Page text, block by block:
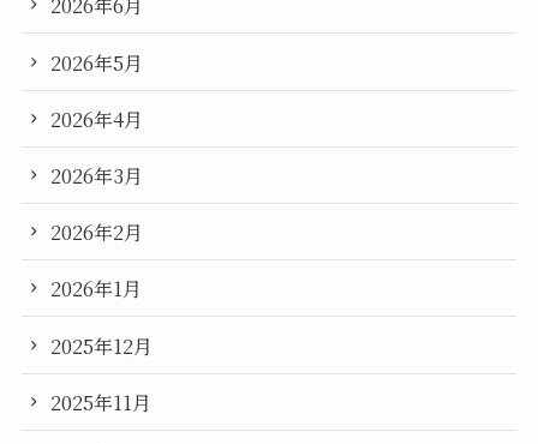
2026年5月
2026年4月
2026年3月
2026年2月
2026年1月
2025年12月
2025年11月